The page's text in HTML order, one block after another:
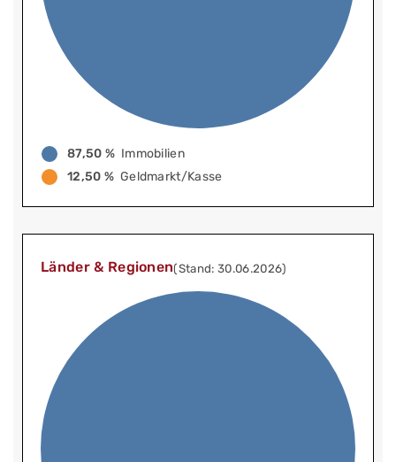
87,50 % Immobilien
12,50 % Geldmarkt/Kasse
Länder & Regionen(Stand: 30.06.2026)